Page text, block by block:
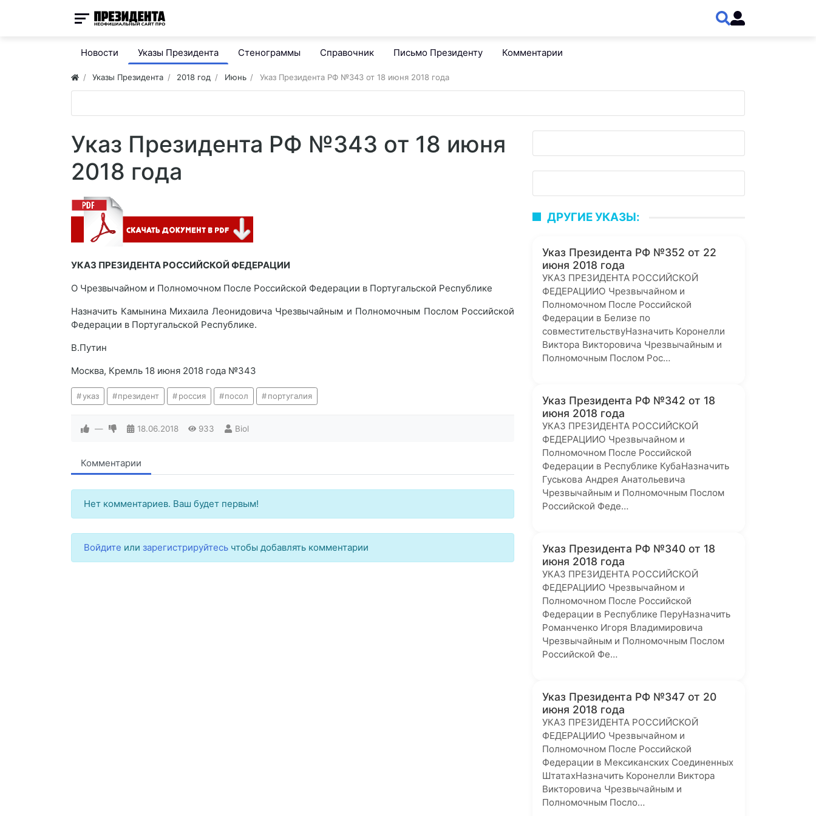
Новости Указы Президента Стенограммы Справочник Письмо Президенту Комментарии
Указы Президента 2018 год Июнь Указ Президента РФ №343 от 18 июня 2018 года
Указ Президента РФ №343 от 18 июня
2018 года
УКАЗ ПРЕЗИДЕНТА РОССИЙСКОЙ ФЕДЕРАЦИИ
О Чрезвычайном и Полномочном После Российской Федерации в Португальской Республике
Назначить Камынина Михаила Леонидовича Чрезвычайным и Полномочным Послом Российской
Федерации в Португальской Республике.
В.Путин
Москва, Кремль 18 июня 2018 года №343
указ президент россия посол португалия
— 18.06.2018 933 Biol
Комментарии
Нет комментариев. Ваш будет первым!
Войдите или зарегистрируйтесь чтобы добавлять комментарии
ДРУГИЕ УКАЗЫ:
Указ Президента РФ №352 от 22
июня 2018 года
УКАЗ ПРЕЗИДЕНТА РОССИЙСКОЙ
ФЕДЕРАЦИИО Чрезвычайном и
Полномочном После Российской
Федерации в Белизе по
совместительствуНазначить Коронелли
Виктора Викторовича Чрезвычайным и
Полномочным Послом Рос…
Указ Президента РФ №342 от 18
июня 2018 года
УКАЗ ПРЕЗИДЕНТА РОССИЙСКОЙ
ФЕДЕРАЦИИО Чрезвычайном и
Полномочном После Российской
Федерации в Республике КубаНазначить
Гуськова Андрея Анатольевича
Чрезвычайным и Полномочным Послом
Российской Феде…
Указ Президента РФ №340 от 18
июня 2018 года
УКАЗ ПРЕЗИДЕНТА РОССИЙСКОЙ
ФЕДЕРАЦИИО Чрезвычайном и
Полномочном После Российской
Федерации в Республике ПеруНазначить
Романченко Игоря Владимировича
Чрезвычайным и Полномочным Послом
Российской Фе…
Указ Президента РФ №347 от 20
июня 2018 года
УКАЗ ПРЕЗИДЕНТА РОССИЙСКОЙ
ФЕДЕРАЦИИО Чрезвычайном и
Полномочном После Российской
Федерации в Мексиканских Соединенных
ШтатахНазначить Коронелли Виктора
Викторовича Чрезвычайным и
Полномочным Посло…